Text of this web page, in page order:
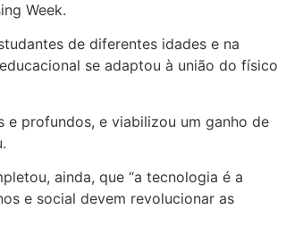
Week.
de diferentes idades e na
se adaptou à união do físico
e profundos, e viabilizou um ganho de
ainda, que “a tecnologia é a
e social devem revolucionar as